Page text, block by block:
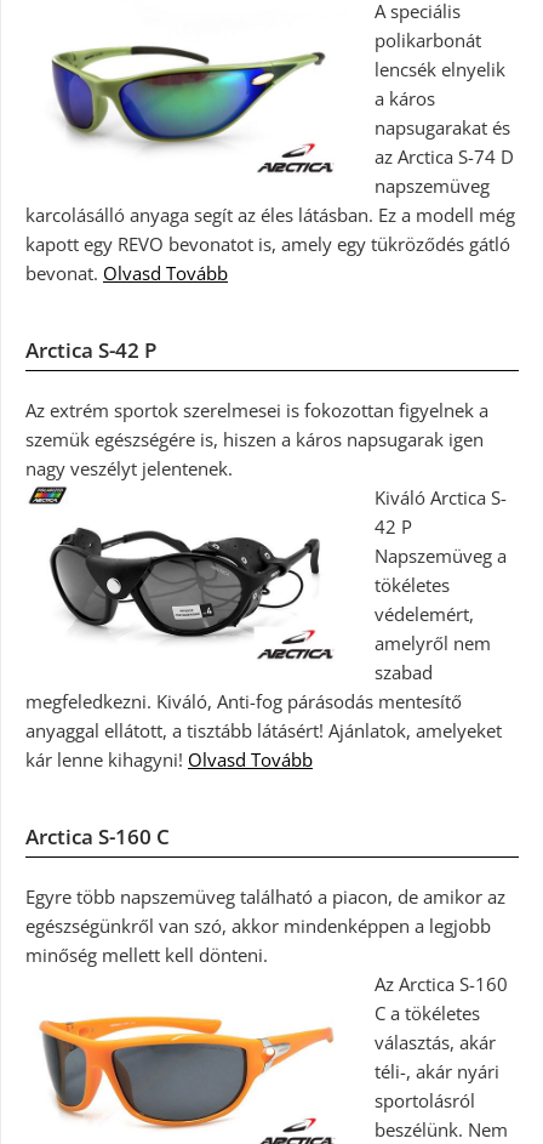
A speciális
polikarbonát
lencsék elnyelik
a káros
napsugarakat és
az Arctica S-74 D
napszemüveg
karcolásálló anyaga segít az éles látásban. Ez a modell még
kapott egy REVO bevonatot is, amely egy tükröződés gátló
bevonat. Olvasd Tovább
Arctica S-42 P
Az extrém sportok szerelmesei is fokozottan figyelnek a
szemük egészségére is, hiszen a káros napsugarak igen
nagy veszélyt jelentenek.
Kiváló Arctica S-
42 P
Napszemüveg a
tökéletes
védelemért,
amelyről nem
szabad
megfeledkezni. Kiváló, Anti-fog párásodás mentesítő
anyaggal ellátott, a tisztább látásért! Ajánlatok, amelyeket
kár lenne kihagyni! Olvasd Tovább
Arctica S-160 C
Egyre több napszemüveg található a piacon, de amikor az
egészségünkről van szó, akkor mindenképpen a legjobb
minőség mellett kell dönteni.
Az Arctica S-160
C a tökéletes
választás, akár
téli-, akár nyári
sportolásról
beszélünk. Nem